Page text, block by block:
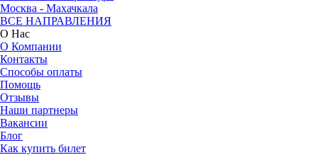
Москва - Махачкала
ВСЕ НАПРАВЛЕНИЯ
О Нас
О Компании
Контакты
Способы оплаты
Помощь
Отзывы
Наши партнеры
Вакансии
Блог
Как купить билет